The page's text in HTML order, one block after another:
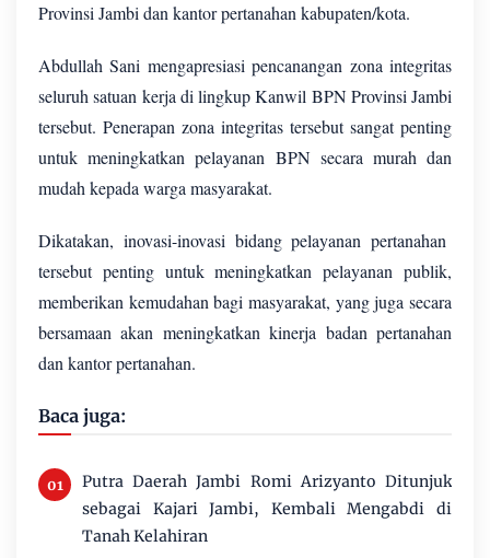
Provinsi Jambi dan kantor pertanahan kabupaten/kota.
Abdullah Sani mengapresiasi pencanangan zona integritas
seluruh satuan kerja di lingkup Kanwil BPN Provinsi Jambi
tersebut. Penerapan zona integritas tersebut sangat penting
untuk meningkatkan pelayanan BPN secara murah dan
mudah kepada warga masyarakat.
Dikatakan, inovasi-inovasi bidang pelayanan pertanahan
tersebut penting untuk meningkatkan pelayanan publik,
memberikan kemudahan bagi masyarakat, yang juga secara
bersamaan akan meningkatkan kinerja badan pertanahan
dan kantor pertanahan.
Baca juga:
Putra Daerah Jambi Romi Arizyanto Ditunjuk
sebagai Kajari Jambi, Kembali Mengabdi di
Tanah Kelahiran